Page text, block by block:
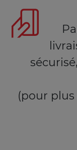
(pour